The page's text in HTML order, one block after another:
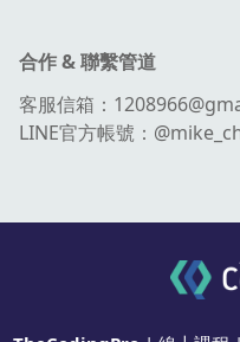
合作 & 聯繫管道
客服信箱：
LINE官方帳號：